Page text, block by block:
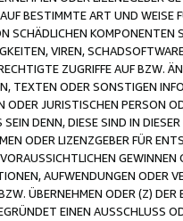
BESTIMMTE ART UND
SCHÄDLICHEN
VIREN,
ZUGRIFFE AUF BZW.
TEXTEN ODER SONSTIGEN
ODER JURISTISCHEN PERSON
DENN, DIESE SIND IN
ODER LIZENZGEBER FÜR
AUFWENDUNGEN ODER
ÜBERNEHMEN ODER (Z)
EINEN AUSSCHLUSS